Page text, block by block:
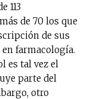
113
de 70 los que
de sus
farmacología.
es tal vez el
parte del
otro